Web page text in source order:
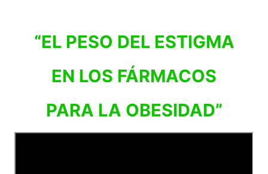
“EL PESO DEL ESTIGMA
EN LOS FÁRMACOS
PARA LA OBESIDAD”